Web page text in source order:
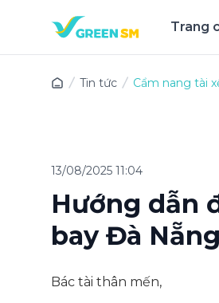
Trang
Tin tức Cẩm nang tài
13/08/2025 11:04
Hướng dẫn
bay Đà Nẵng
Bác tài thân mến,